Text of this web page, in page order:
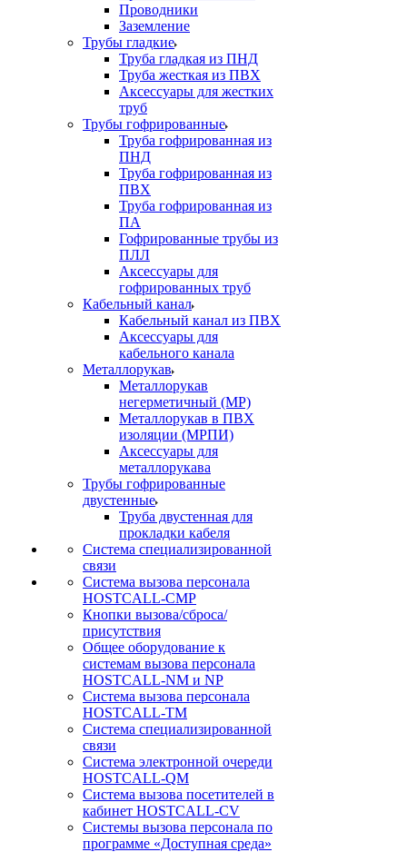
Проводники
Заземление
Трубы гладкие
Труба гладкая из ПНД
Труба жесткая из ПВХ
Аксессуары для жестких
труб
Трубы гофрированные
Труба гофрированная из
ПНД
Труба гофрированная из
ПВХ
Труба гофрированная из
ПА
Гофрированные трубы из
ПЛЛ
Аксессуары для
гофрированных труб
Кабельный канал
Кабельный канал из ПВХ
Аксессуары для
кабельного канала
Металлорукав
Металлорукав
негерметичный (МР)
Металлорукав в ПВХ
изоляции (МРПИ)
Аксессуары для
металлорукава
Трубы гофрированные
двустенные
Труба двустенная для
прокладки кабеля
Система специализированной
связи
Cистема вызова персонала
HOSTCALL-CMP
Кнопки вызова/сброса/
присутствия
Общее оборудование к
системам вызова персонала
HOSTCALL-NM и NP
Система вызова персонала
HOSTCALL-TM
Система специализированной
связи
Система электронной очереди
HOSTCALL-QM
Cистема вызова посетителей в
кабинет HOSTCALL-CV
Системы вызова персонала по
программе «Доступная среда»